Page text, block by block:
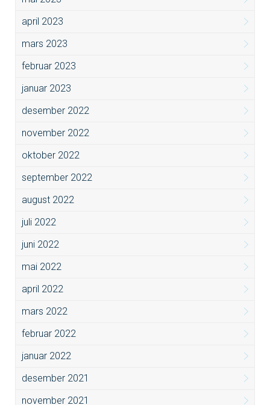
april 2023
mars 2023
februar 2023
januar 2023
desember 2022
november 2022
oktober 2022
september 2022
august 2022
juli 2022
juni 2022
mai 2022
april 2022
mars 2022
februar 2022
januar 2022
desember 2021
november 2021